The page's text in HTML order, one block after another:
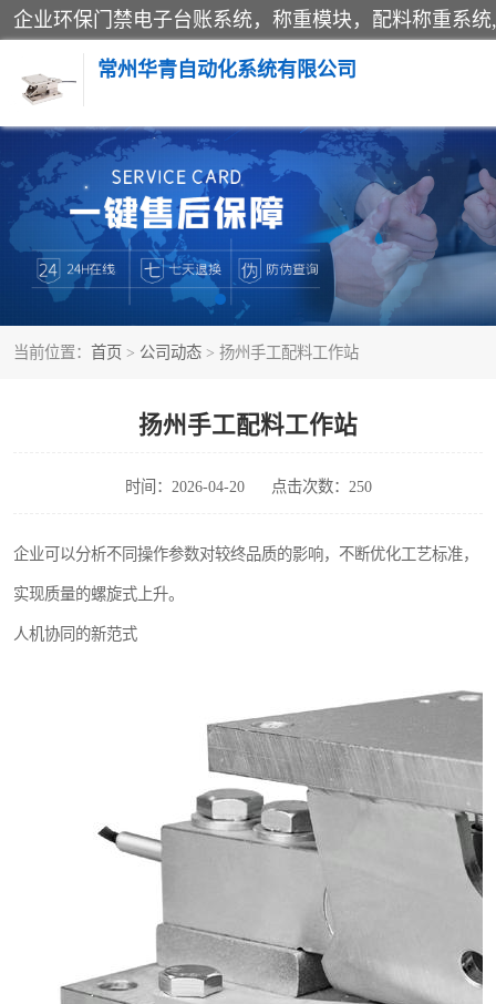
常州华青自动化系统有限公司
当前位置： 首页 > 公司动态 > 扬州手工配料工作站
扬州手工配料工作站
时间：2026-04-20 点击次数：250
企业可以分析不同操作参数对较终品质的影响，不断优化工艺标准，
实现质量的螺旋式上升。
人机协同的新范式
称重模块
手工配料系统
自动化配料系统
屠宰轨道秤
移动源环保门禁电子台账系统